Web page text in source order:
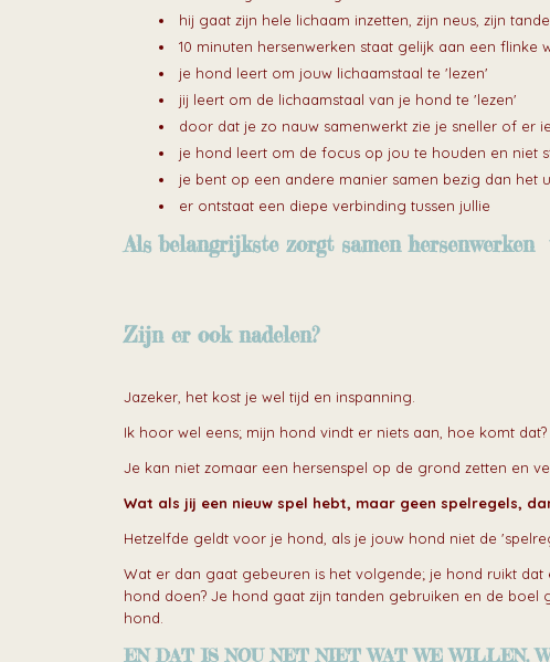
hij gaat zijn hele lichaam inzetten, zijn neus, zijn
10 minuten hersenwerken staat gelijk aan een flinke
je hond leert om jouw lichaamstaal te 'lezen'
jij leert om de lichaamstaal van je hond te 'lezen'
door dat je zo nauw samenwerkt zie je sneller of er
je hond leert om de focus op jou te houden en niet
je bent op een andere manier samen bezig dan het
er ontstaat een diepe verbinding tussen jullie
Als belangrijkste zorgt samen
Zijn er ook nadelen?
Jazeker, het kost je wel tijd en inspanning.
Ik hoor wel eens; mijn hond vindt er niets aan, hoe komt dat?
Je kan niet zomaar een hersenspel op de grond zetten en
Wat als jij een nieuw spel hebt, maar geen spelregels,
Hetzelfde geldt voor je hond, als je jouw hond niet de
Wat er dan gaat gebeuren is het volgende; je hond ruikt
hond doen? Je hond gaat zijn tanden gebruiken en de
hond.
EN DAT IS NOU NET NIET WAT WE WILLEN,